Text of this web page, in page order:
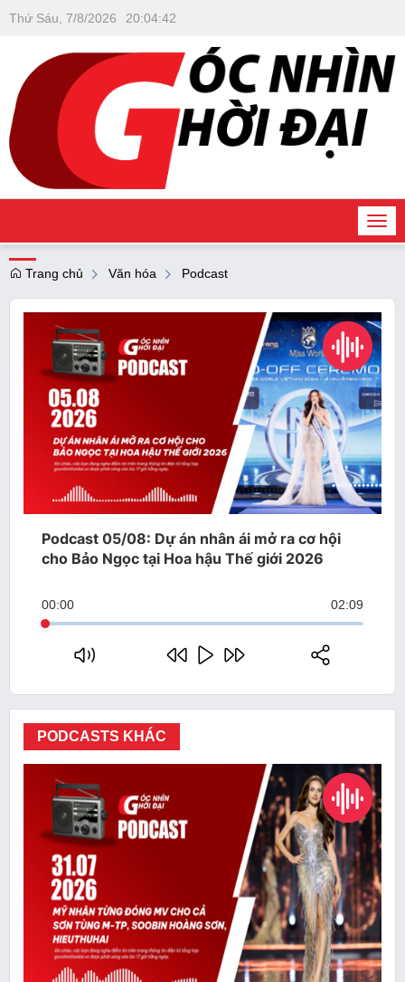
Thứ Sáu, 7/8/2026 20:04:44
Trang chủ Văn hóa Podcast
Podcast 05/08: Dự án nhân ái mở ra cơ hội
cho Bảo Ngọc tại Hoa hậu Thế giới 2026
00:00 02:09
PODCASTS KHÁC